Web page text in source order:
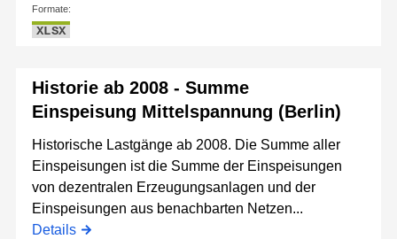
Formate:
XLSX
Historie ab 2008 - Summe
Einspeisung Mittelspannung (Berlin)
Historische Lastgänge ab 2008. Die Summe aller
Einspeisungen ist die Summe der Einspeisungen
von dezentralen Erzeugungsanlagen und der
Einspeisungen aus benachbarten Netzen...
Details